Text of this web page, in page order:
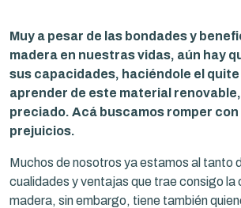
Muy a pesar de las bondades y
madera en nuestras vidas, aún hay
sus capacidades, haciéndole el quite
aprender de este material
preciado. Acá buscamos romper
prejuicios.
Muchos de nosotros ya estamos al tanto
cualidades y ventajas que trae consigo la
madera, sin embargo, tiene también